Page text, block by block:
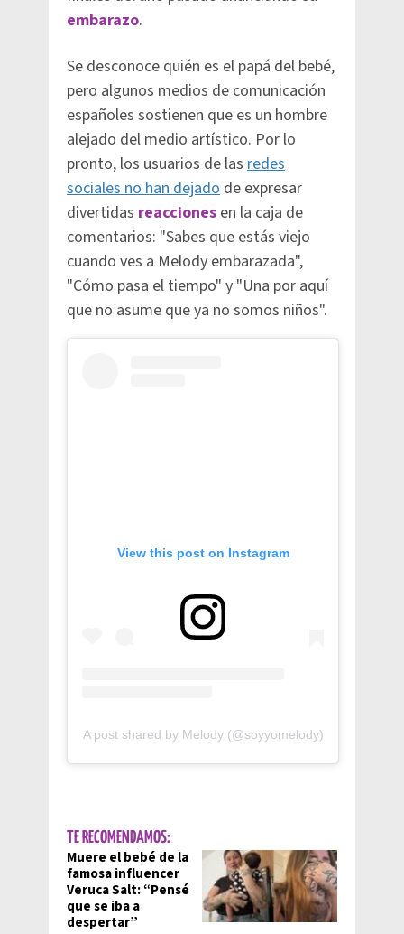
embarazo.
Se desconoce quién es el papá del bebé,
pero algunos medios de comunicación
españoles sostienen que es un hombre
alejado del medio artístico. Por lo
pronto, los usuarios de las redes
sociales no han dejado de expresar
divertidas reacciones en la caja de
comentarios: "Sabes que estás viejo
cuando ves a Melody embarazada",
"Cómo pasa el tiempo" y "Una por aquí
que no asume que ya no somos niños".
View this post on Instagram
A post shared by Melody (@soyyomelody)
TE RECOMENDAMOS:
Muere el bebé de la
famosa influencer
Veruca Salt: “Pensé
que se iba a
despertar”